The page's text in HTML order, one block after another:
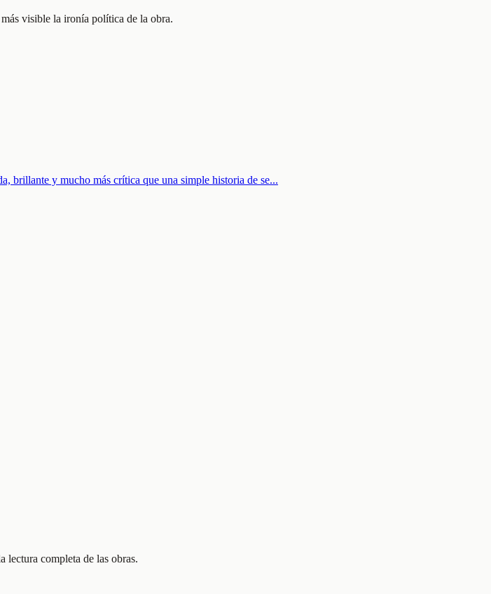
visible la ironía política de la obra.
brillante y mucho más crítica que una simple historia de se...
lectura completa de las obras.